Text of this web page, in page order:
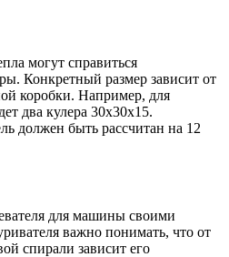
могут справиться
Конкретный размер зависит от
коробки. Например, для
два кулера 30х30х15.
должен быть рассчитан на 12
для машины своими
важно понимать, что от
спирали зависит его